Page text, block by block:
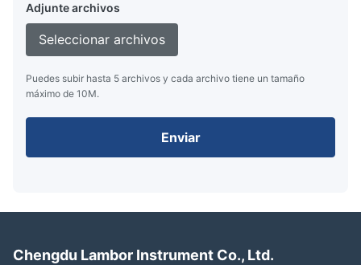
Adjunte archivos
Seleccionar archivos
Puedes subir hasta 5 archivos y cada archivo tiene un tamaño
máximo de 10M.
Enviar
Chengdu Lambor Instrument Co., Ltd.